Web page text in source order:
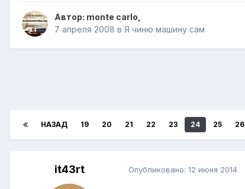
Автор: monte carlo
7 апреля 2008 в Я чиню машину сам
НАЗАД 19 20 21 22 23 24 25 26
it43rt Опубликовано: 12 июня 2014